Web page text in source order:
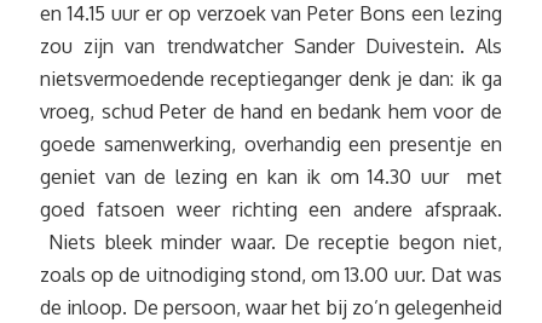
en 14.15 uur er op verzoek van Peter Bons een lezing
zou zijn van trendwatcher Sander Duivestein. Als
nietsvermoedende receptieganger denk je dan: ik ga
vroeg, schud Peter de hand en bedank hem voor de
goede samenwerking, overhandig een presentje en
geniet van de lezing en kan ik om 14.30 uur met
goed fatsoen weer richting een andere afspraak.
Niets bleek minder waar. De receptie begon niet,
zoals op de uitnodiging stond, om 13.00 uur. Dat was
de inloop. De persoon, waar het bij zo’n gelegenheid